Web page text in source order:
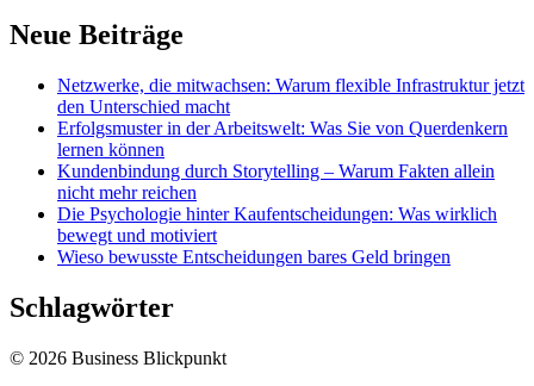
Neue Beiträge
Netzwerke, die mitwachsen: Warum flexible Infrastruktur jetzt
den Unterschied macht
Erfolgsmuster in der Arbeitswelt: Was Sie von Querdenkern
lernen können
Kundenbindung durch Storytelling – Warum Fakten allein
nicht mehr reichen
Die Psychologie hinter Kaufentscheidungen: Was wirklich
bewegt und motiviert
Wieso bewusste Entscheidungen bares Geld bringen
Schlagwörter
© 2026 Business Blickpunkt